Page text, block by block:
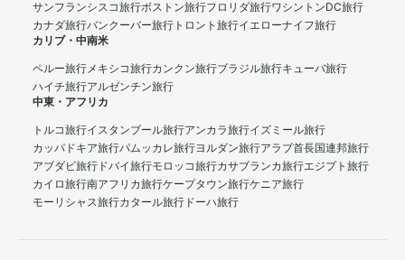
サンフランシスコ旅行ボストン旅行フロリダ旅行ワシントンDC旅行
カナダ旅行バンクーバー旅行 トロント旅行イエローナイフ旅行
カリブ・中南米
ペルー旅行メキシコ旅行カンクン旅行ブラジル旅行キューバ旅行
ハイチ旅行アルゼンチン旅行
中東・アフリカ
トルコ旅行イスタンブール旅行アンカラ旅行イズミール旅行
カッパドキア旅行パムッカレ旅行ヨルダン旅行アラブ首長国連邦旅行
アブダビ旅行 ドバイ旅行モロッコ旅行カサブランカ旅行エジプト旅行
カイロ旅行南アフリカ旅行ケープタウン旅行ケニア旅行
モーリシャス旅行カタール旅行 ドーハ旅行